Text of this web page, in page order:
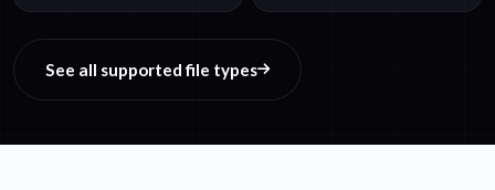
See all supported file types